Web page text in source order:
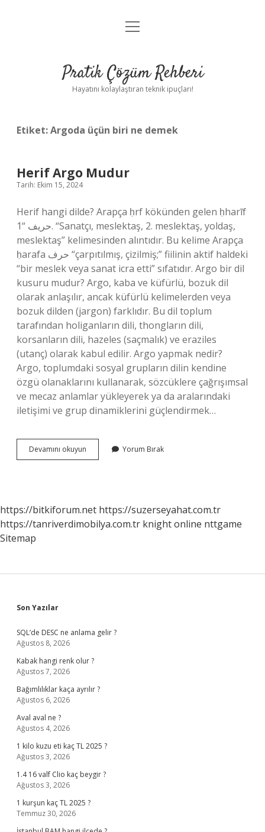
Anasayfa
Yasal Uyarı
menüyü
Pratik Çözüm Rehberi
Hayatını kolaylaştıran teknik ipuçları!
Etiket:Argoda üçün biri ne demek
Herif Argo Mudur
Tarih: Ekim 15, 2024
Herif hangi dilde? Arapça ḥrf kökünden gelen ḥharīf
حريف “1. “Sanatçı, meslektaş, 2. meslektaş, yoldaş,
meslektaş” kelimesinden alıntıdır. Bu kelime Arapça
ḥarafa حرف “çarpıtılmış, çizilmiş;” fiilinin aktif haldeki
“bir meslek veya sanat icra etti” sıfatıdır. Argo bir dil
kusuru mudur? Argo, kaba ve küfürlü, bozuk dil
olarak anlaşılır, ancak küfürlü kelimelerden veya
bozuk dilden (jargon) farklıdır. Bu dil toplum
tarafından holiganların dili, thongların dili,
korsanların dili, hazeles (saçmalık) ve eraziles
(utanç) olarak kabul edilir. Argo yapmak nedir?
Argo, toplumdaki sosyal grupların dilin kendine
özgü olanaklarını kullanarak, sözcüklere çağrışımsal
ve mecaz anlamlar yükleyerek ya da aralarındaki
iletişimi ve grup dinamiklerini güçlendirmek…
Devamını okuyun
Argo
Yorum Bırak
https://bitkiforum.net https://suzerseyahat.com.tr
https://tanriverdimobilya.com.tr knight online nttgame
Sitemap
Sidebar
Son Yazılar
SQL’de DESC ne anlama gelir ?
Ağustos 8, 2026
Kabak hangi renk olur ?
Ağustos 7, 2026
Bağımlılıklar kaça ayrılır ?
Ağustos 6, 2026
Aval aval ne ?
Ağustos 4, 2026
1 kilo kuzu eti kaç TL 2025 ?
Ağustos 3, 2026
1.4 16 valf Clio kaç beygir ?
Ağustos 3, 2026
1 kurşun kaç TL 2025 ?
Temmuz 30, 2026